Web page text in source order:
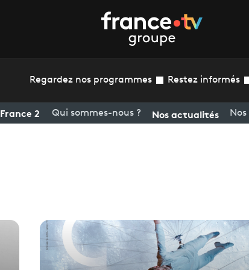
Regardez nos programmes Restez informés
France 2 Qui sommes-nous ? Nos actualités